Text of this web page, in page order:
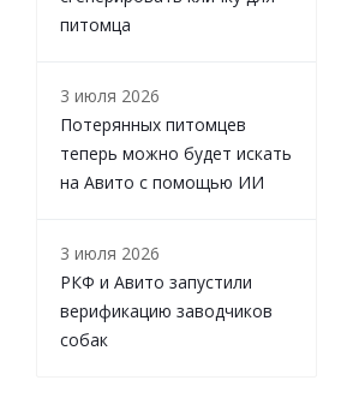
питомца
3 июля 2026
Потерянных питомцев
теперь можно будет искать
на Авито с помощью ИИ
3 июля 2026
РКФ и Авито запустили
верификацию заводчиков
собак